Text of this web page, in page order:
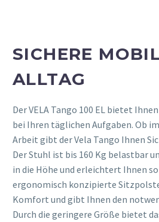
SICHERE
ALLTAG
Der VELA Tango 100 EL bietet
bei Ihren täglichen Aufgaben. Ob
Arbeit gibt der Vela Tango Ihnen
Der Stuhl ist bis 160 Kg belastbar
in die Höhe und erleichtert Ihnen
ergonomisch konzipierte
Komfort und gibt Ihnen den
Durch die geringere Größe bietet